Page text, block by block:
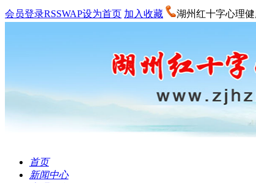
会员登录RSSWAP设为首页 加入收藏 湖州红十字心理健
首页
新闻中心